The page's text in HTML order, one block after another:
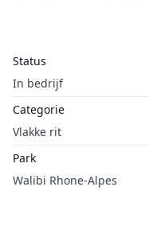
Status
In bedrijf
Categorie
Vlakke rit
Park
Walibi Rhone-Alpes